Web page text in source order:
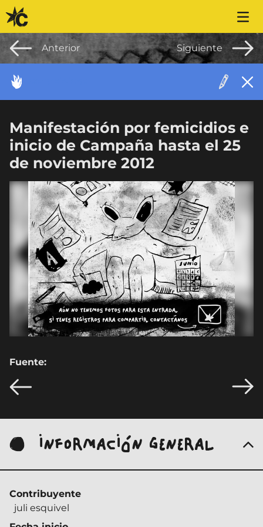
Saltar al contenido
Anterior Siguiente
Manifestación por femicidios e
inicio de Campaña hasta el 25
de noviembre 2012
Fuente:
INFORMACIÓN GENERAL
Contribuyente
juli esquivel